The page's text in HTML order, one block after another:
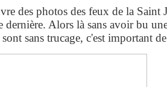
des photos des feux de la Saint
dernière. Alors là sans avoir bu
sans trucage, c'est important